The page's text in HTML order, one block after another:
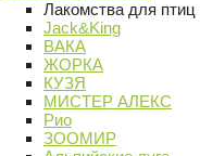
Лакомства для птиц
Jack&King
ВАКА
ЖОРКА
КУЗЯ
МИСТЕР АЛЕКС
Рио
ЗООМИР